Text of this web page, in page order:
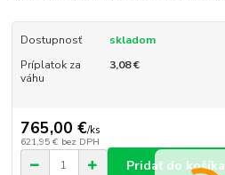
Dostupnosť
skladom
Príplatok za
váhu
3,08 €
765,00 €/ks
621,95 € bez DPH
Pridať do košíka